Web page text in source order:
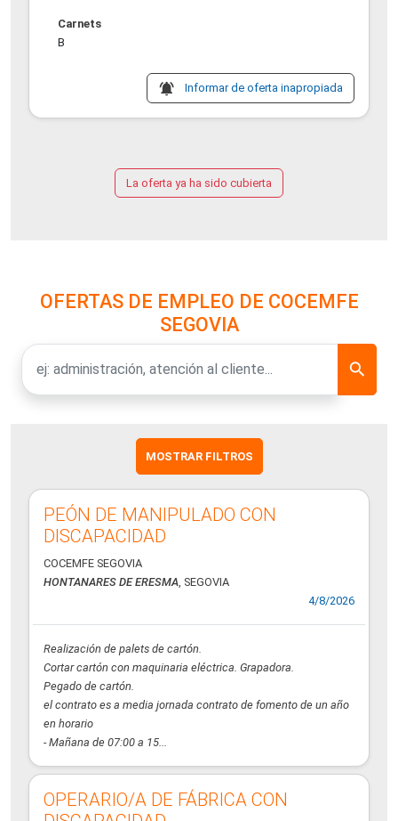
Carnets
B
notifications_active Informar de oferta inapropiada
La oferta ya ha sido cubierta
OFERTAS DE EMPLEO DE COCEMFE
SEGOVIA
MOSTRAR FILTROS
PEÓN DE MANIPULADO CON
DISCAPACIDAD
COCEMFE SEGOVIA
HONTANARES DE ERESMA, SEGOVIA
4/8/2026
Realización de palets de cartón.
Cortar cartón con maquinaria eléctrica. Grapadora.
Pegado de cartón.
el contrato es a media jornada contrato de fomento de un año
en horario
- Mañana de 07:00 a 15...
OPERARIO/A DE FÁBRICA CON